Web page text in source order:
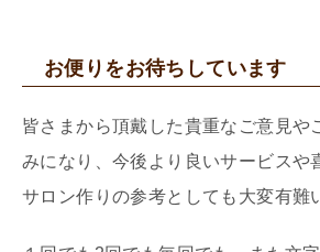
お便りをお待ちしています
皆さまから頂戴した貴重なご意見や
みになり、今後より良いサービスや
サロン作りの参考としても大変有難